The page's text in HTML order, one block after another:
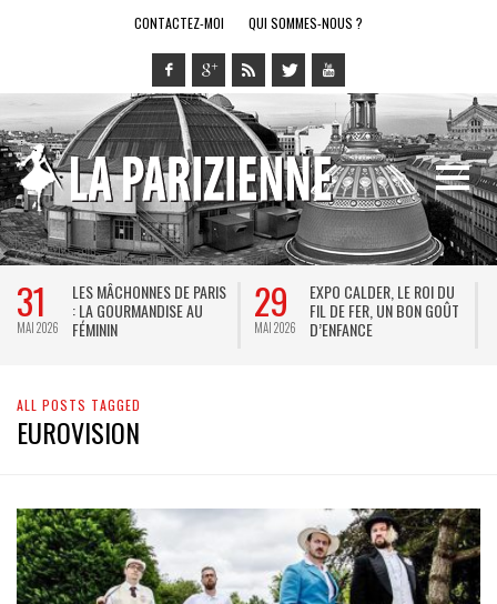
CONTACTEZ-MOI QUI SOMMES-NOUS ?
31
MAI 2026
LES MÂCHONNES DE PARIS
: LA GOURMANDISE AU
FÉMININ
29
MAI 2026
EXPO CALDER, LE ROI DU
FIL DE FER, UN BON GOÛT
D’ENFANCE
ALL POSTS TAGGED
EUROVISION